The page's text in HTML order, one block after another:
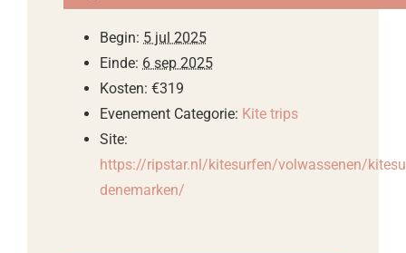
Begin: 5 jul 2025
Einde: 6 sep 2025
Kosten: €319
Evenement Categorie: Kite trips
Site:
https://ripstar.nl/kitesurfen/volwassenen/
denemarken/